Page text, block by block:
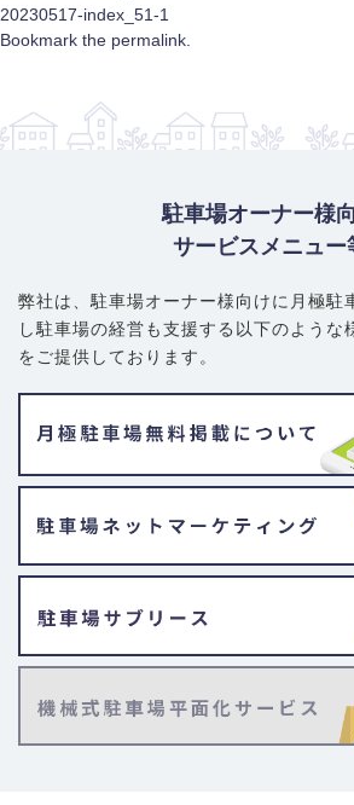
20230517-index_51-1
Bookmark the permalink
駐車場オーナー様
サービスメニュー
弊社は、駐車場オーナー様向けに月極駐
し駐車場の経営も支援する以下のような
をご提供しております。